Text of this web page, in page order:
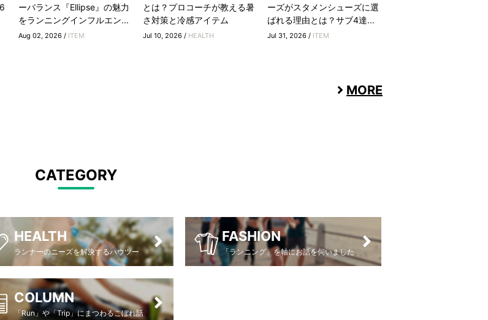
ーバランス『Ellipse』の魅力
をランニングインフルエン...
Aug 02, 2026 / ITEM
とは？プロコーチが教える暑
さ対策と冷感アイテム
Jul 10, 2026 / HEALTH
ーズがスタメンシューズに選
ばれる理由とは？サブ4達...
Jul 31, 2026 / ITEM
MORE
CATEGORY
HEALTH
ランナーのニーズを解決するハウツー
FASHION
「ランニング」を軸にお話を伺いました
COLUMN
「Run」や「Trip」にまつわるこぼれ話